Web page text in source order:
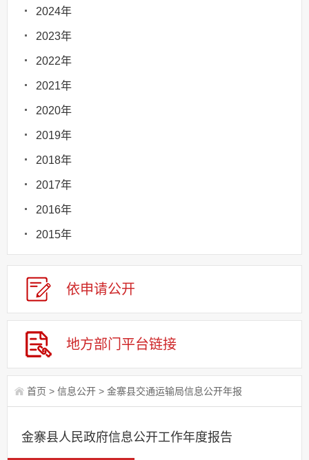
2024年
2023年
2022年
2021年
2020年
2019年
2018年
2017年
2016年
2015年
依申请公开
地方部门 平台链接
首页 > 信息公开 > 金寨县交通运输局信息公开年报
金寨县人民政府信息公开工作年度报告